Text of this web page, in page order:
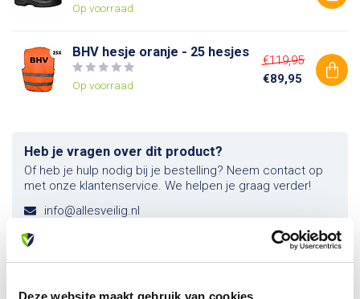
Deze website maakt gebruik van cookies
Op voorraad
BHV hesje oranje - 25 hesjes
Op voorraad
€119,95
€89,95
Heb je vragen over dit product?
Of heb je hulp nodig bij je bestelling? Neem contact op
met onze klantenservice. We helpen je graag verder!
info@allesveilig.nl